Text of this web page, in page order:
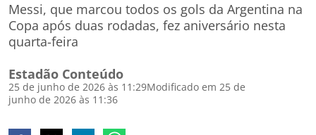
Messi, que marcou todos os gols da Argentina na
Copa após duas rodadas, fez aniversário nesta
quarta-feira
Estadão Conteúdo
25 de junho de 2026 às 11:29Modificado em 25 de
junho de 2026 às 11:36